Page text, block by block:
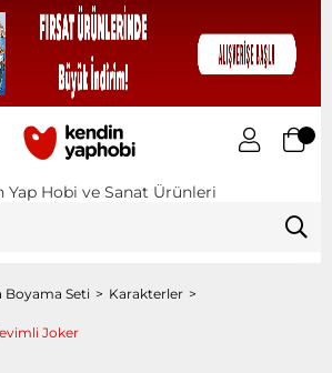
Yap Hobi ve Sanat Ürünleri
Boyama Seti Karakterler
Joker